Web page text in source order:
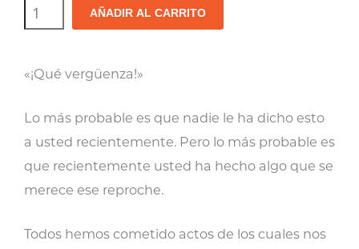
Librito-
Libérese
Carga
de
la
Vergüenza
AÑADIR AL CARRITO
«¡Qué vergüenza!»
Lo más probable es que nadie le ha dicho esto
a usted recientemente. Pero lo más probable es
que recientemente usted ha hecho algo que se
merece ese reproche.
Todos hemos cometido actos de los cuales nos